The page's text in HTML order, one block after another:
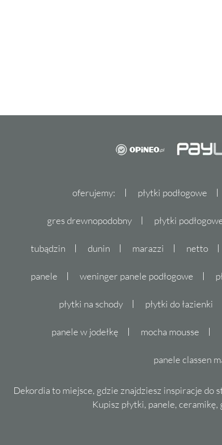
oferujemy: płytki podłogowe
gres drewnopodobny płytki
tubądzin dunin marazzi netto
panele weninger panele podłogowe
płytki na schody płytki do łazienki
panele w jodełkę mocha mousse
panele classen
Dekordia to miejsce, gdzie znajdziesz inspiracje do
Kupisz płytki, panele,